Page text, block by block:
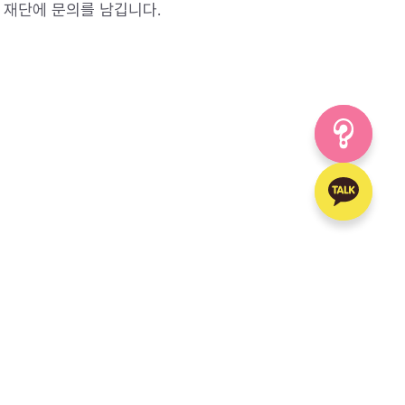
단에 문의를 남깁니다.